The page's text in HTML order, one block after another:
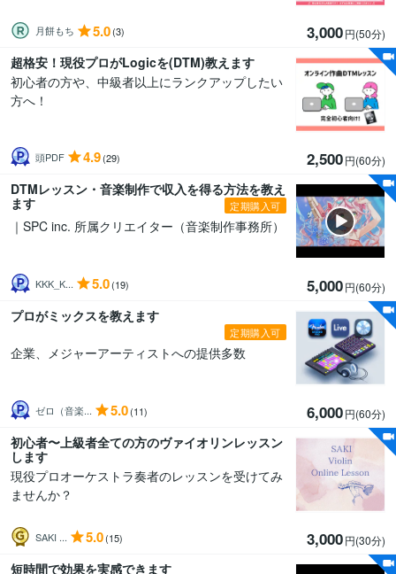
月餅もち 5.0(3) 3,000円(50分)
超格安！現役プロがLogicを(DTM)教えます
初心者の方や、中級者以上にランクアップしたい
方へ！
頭PDF 4.9(29) 2,500円(60分)
DTMレッスン・音楽制作で収入を得る方法を教え
ます
定期購入可
｜SPC inc. 所属クリエイター（音楽制作事務所）
KKK_K... 5.0(19) 5,000円(60分)
プロがミックスを教えます
定期購入可
企業、メジャーアーティストへの提供多数
ゼロ（音楽... 5.0(11) 6,000円(60分)
初心者〜上級者全ての方のヴァイオリンレッスン
します
現役プロオーケストラ奏者のレッスンを受けてみ
ませんか？
SAKI ... 5.0(15) 3,000円(30分)
短時間で効果を実感できます